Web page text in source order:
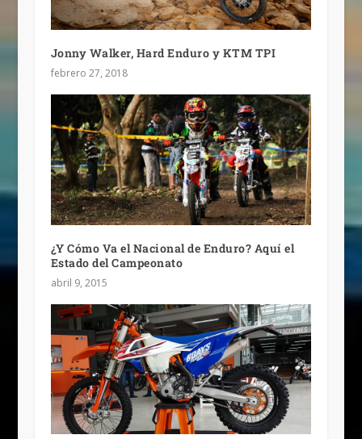
Jonny Walker, Hard Enduro y KTM TPI
febrero 27, 2018
¿Y Cómo Va el Nacional de Enduro? Aquí el
Estado del Campeonato
abril 9, 2015